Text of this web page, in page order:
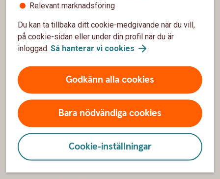
Relevant marknadsföring
Du kan ta tillbaka ditt cookie-medgivande när du vill,
på cookie-sidan eller under din profil när du är
inloggad. Så hanterar vi cookies .
Godkänn alla cookies
Bara nödvändiga cookies
Cookie-inställningar
Kundservice
Spärrhjälp
Hitta bankkontor
Bli kund
Priser, räntor och kurser
Om oss
Om Sparbanken Skåne